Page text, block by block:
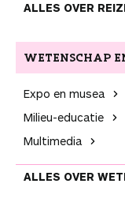
ALLES OVER
WETENSCHAP
Expo en musea
Milieu-educatie
Multimedia
ALLES OVER